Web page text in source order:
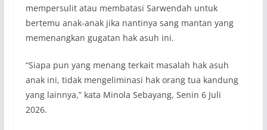
mempersulit atau membatasi Sarwendah untuk
bertemu anak-anak jika nantinya sang mantan yang
memenangkan gugatan hak asuh ini.
“Siapa pun yang menang terkait masalah hak asuh
anak ini, tidak mengeliminasi hak orang tua kandung
yang lainnya,” kata Minola Sebayang, Senin 6 Juli
2026.